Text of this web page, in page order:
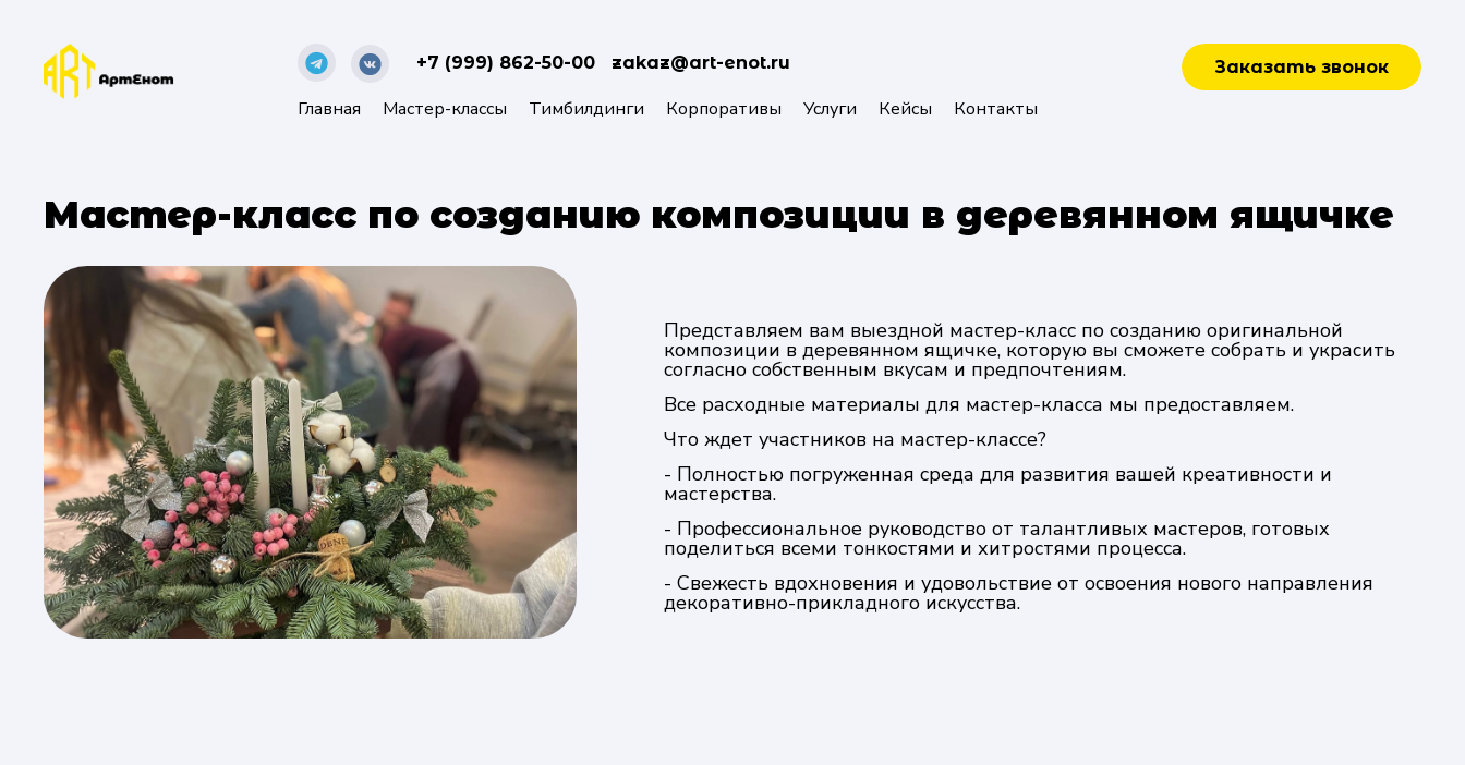
+7 (999) 862-50-00 zakaz@art-enot.ru
Главная Мастер-классы Тимбилдинги Корпоративы Услуги Кейсы Контакты
Заказать звонок
Мастер-класс по созданию композиции в деревянном ящичке
Представляем вам выездной мастер-класс по созданию оригинальной
композиции в деревянном ящичке, которую вы сможете собрать и украсить
согласно собственным вкусам и предпочтениям.
Все расходные материалы для мастер-класса мы предоставляем.
Что ждет участников на мастер-классе?
- Полностью погруженная среда для развития вашей креативности и
мастерства.
- Профессиональное руководство от талантливых мастеров, готовых
поделиться всеми тонкостями и хитростями процесса.
- Свежесть вдохновения и удовольствие от освоения нового направления
декоративно-прикладного искусства.